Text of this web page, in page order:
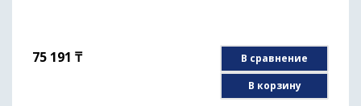
75 191 ₸
В сравнение
В корзину